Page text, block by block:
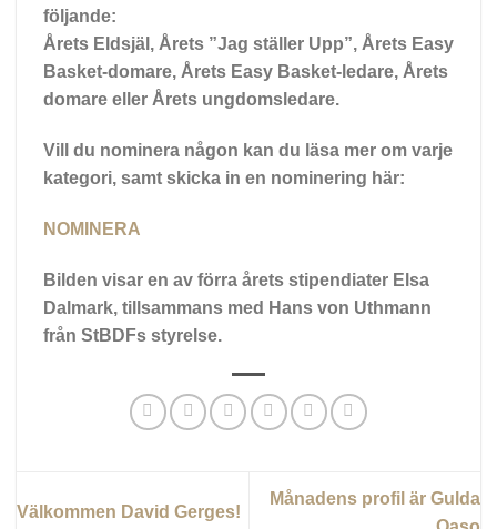
följande:
Årets Eldsjäl, Årets ”Jag ställer Upp”, Årets Easy
Basket-domare, Årets Easy Basket-ledare, Årets
domare eller Årets ungdomsledare.
Vill du nominera någon kan du läsa mer om varje
kategori, samt skicka in en nominering här:
NOMINERA
Bilden visar en av förra årets stipendiater Elsa
Dalmark, tillsammans med Hans von Uthmann
från StBDFs styrelse.
Välkommen David Gerges!
Månadens profil är Gulda